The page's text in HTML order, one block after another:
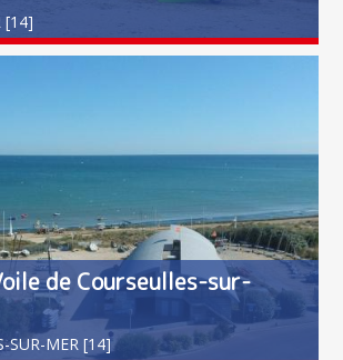
[14]
de Courseulles-sur-
SUR-MER [14]